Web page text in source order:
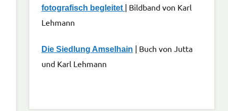
fotografisch begleitet | Bildband von Karl
Lehmann
Die Siedlung Amselhain | Buch von Jutta
und Karl Lehmann